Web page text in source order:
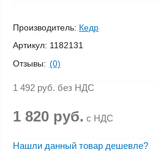
Производитель: Кедр
Артикул: 1182131
Отзывы: (0)
1 492 руб. без НДС
1 820 руб. с НДС
Нашли данный товар дешевле?